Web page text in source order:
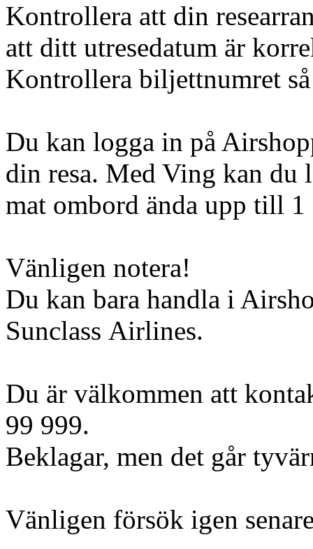
Kontrollera att din
att ditt utresedatum är
Kontrollera biljettnumret
Du kan logga in på
din resa. Med Ving kan du
mat ombord ända upp till 1
Vänligen notera!
Du kan bara handla i
Sunclass Airlines.
Du är välkommen att
99 999.
Beklagar, men det går
Vänligen försök igen